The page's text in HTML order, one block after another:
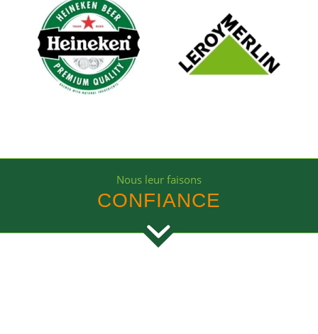
Nous leur faisons
CONFIANCE